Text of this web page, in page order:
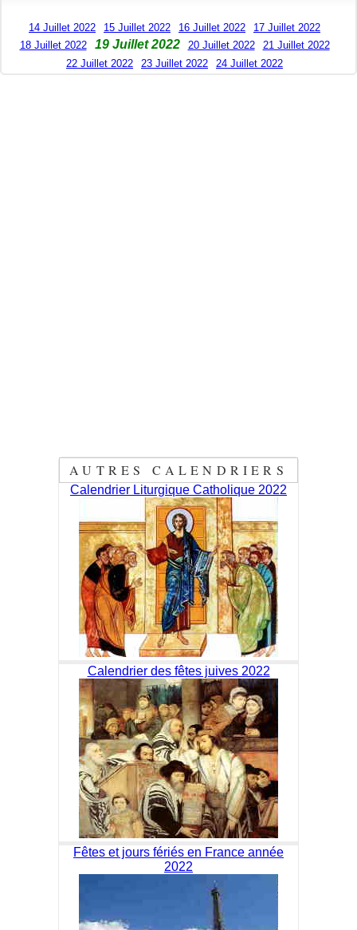
14 Juillet 2022 15 Juillet 2022 16 Juillet 2022
17 Juillet 2022
18 Juillet 2022
19 Juillet 2022 20 Juillet 2022
21 Juillet 2022
22 Juillet 2022
23 Juillet 2022 24 Juillet 2022
AUTRES CALENDRIERS
Calendrier Liturgique Catholique 2022
Calendrier des fêtes juives 2022
Fêtes et jours fériés en France année
2022